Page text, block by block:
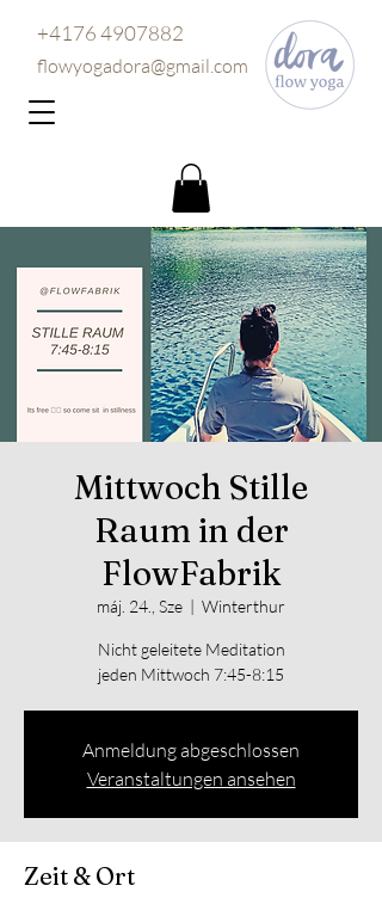
flowyogadora@gmail.com
+4176 4907882
Mittwoch Stille
Raum in der
FlowFabrik
máj. 24., Sze
  |
Winterthur
Nicht geleitete Meditation
jeden Mittwoch 7:45-8:15
Anmeldung abgeschlossen
Veranstaltungen ansehen
Zeit & Ort